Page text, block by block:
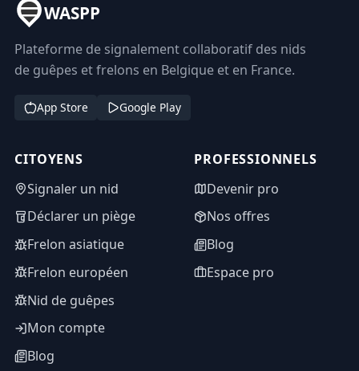
WASPP
Plateforme de signalement collaboratif des nids
de guêpes et frelons en Belgique et en France.
App Store Google Play
CITOYENS
Signaler un nid
Déclarer un piège
Frelon asiatique
Frelon européen
Nid de guêpes
Mon compte
Blog
PROFESSIONNELS
Devenir pro
Nos offres
Blog
Espace pro